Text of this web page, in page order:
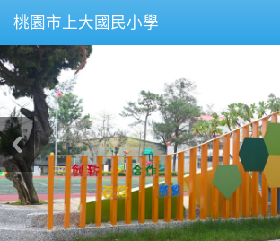
桃園市上大國民小學